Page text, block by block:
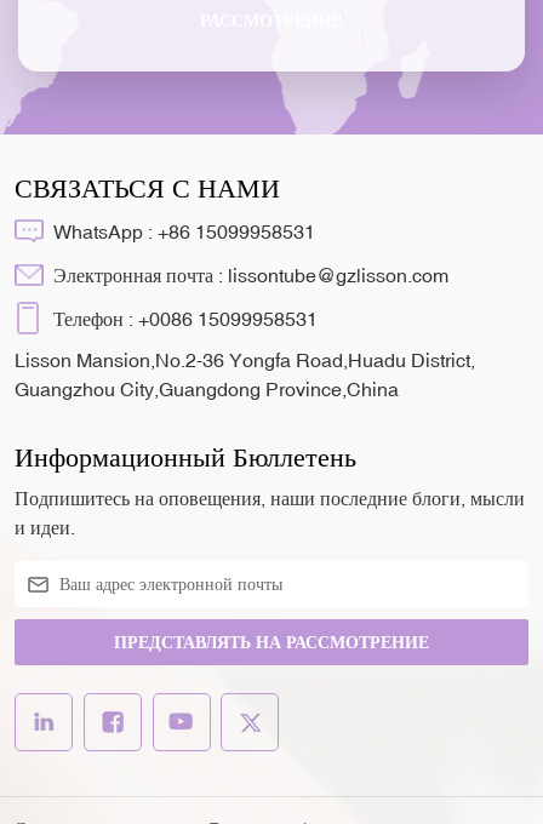
СВЯЗАТЬСЯ С НАМИ
WhatsApp : +86 15099958531
Электронная почта : lissontube@gzlisson.com
Телефон : +0086 15099958531
Lisson Mansion,No.2-36 Yongfa Road,Huadu District,
Guangzhou City,Guangdong Province,China
Информационный Бюллетень
Подпишитесь на оповещения, наши последние блоги, мысли
и идеи.
ПРЕДСТАВЛЯТЬ НА РАССМОТРЕНИЕ